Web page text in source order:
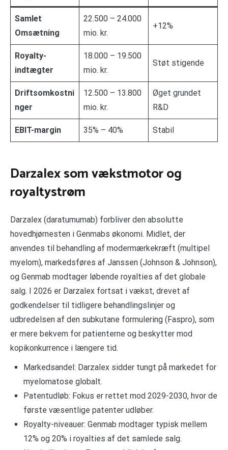
Samlet
Omsætning
22.500 – 24.000
mio. kr.
+12%
Royalty-
indtægter
18.000 – 19.500
mio. kr.
Støt stigende
Driftsomkostni
nger
12.500 – 13.800
mio. kr.
Øget grundet
R&D
EBIT-margin 35% – 40% Stabil
Darzalex som vækstmotor og
royaltystrøm
Darzalex (daratumumab) forbliver den absolutte
hovedhjørnesten i Genmabs økonomi. Midlet, der
anvendes til behandling af modermærkekræft (multipel
myelom), markedsføres af Janssen (Johnson & Johnson),
og Genmab modtager løbende royalties af det globale
salg. I 2026 er Darzalex fortsat i vækst, drevet af
godkendelser til tidligere behandlingslinjer og
udbredelsen af den subkutane formulering (Faspro), som
er mere bekvem for patienterne og beskytter mod
kopikonkurrence i længere tid.
Markedsandel: Darzalex sidder tungt på markedet for
myelomatose globalt.
Patentudløb: Fokus er rettet mod 2029-2030, hvor de
første væsentlige patenter udløber.
Royalty-niveauer: Genmab modtager typisk mellem
12% og 20% i royalties af det samlede salg.